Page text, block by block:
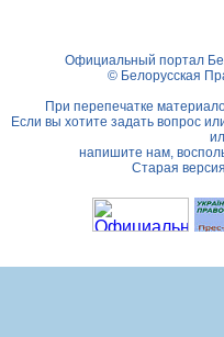
Официальный портал
© Белорусская
При перепечатке
Если вы хотите задать вопрос
напишите нам,
Старая